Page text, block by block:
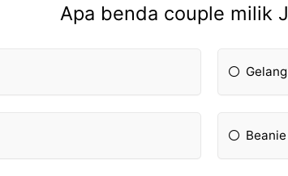
Apa benda couple milik